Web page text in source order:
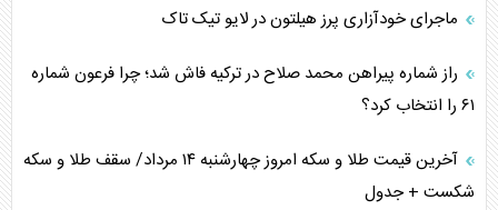
ماجرای خودآزاری پرز هیلتون در لایو تیک تاک
راز شماره پیراهن محمد صلاح در ترکیه فاش شد؛ چرا فرعون شماره
۶۱ را انتخاب کرد؟
آخرین قیمت طلا و سکه امروز چهارشنبه ۱۴ مرداد/ سقف طلا و سکه
شکست + جدول